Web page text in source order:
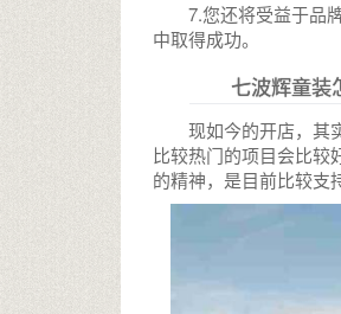
7.您还将受益于品
中取得成功。
七波辉童装
现如今的开店，其
比较热门的项目会比较
的精神，是目前比较支